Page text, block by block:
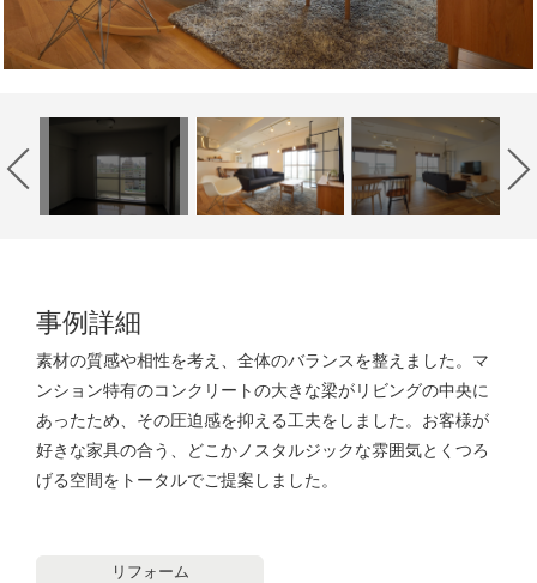
事例詳細
素材の質感や相性を考え、全体のバランスを整えました。マ
ンション特有のコンクリートの大きな梁がリビングの中央に
あったため、その圧迫感を抑える工夫をしました。お客様が
好きな家具の合う、どこかノスタルジックな雰囲気とくつろ
げる空間をトータルでご提案しました。
リフォーム